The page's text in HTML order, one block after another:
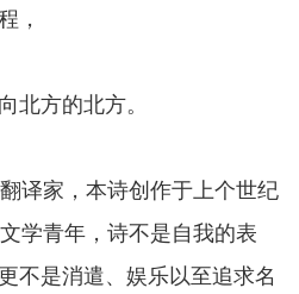
，
北方的北方。
译家，本诗创作于上个世纪
学青年，诗不是自我的表
不是消遣、娱乐以至追求名